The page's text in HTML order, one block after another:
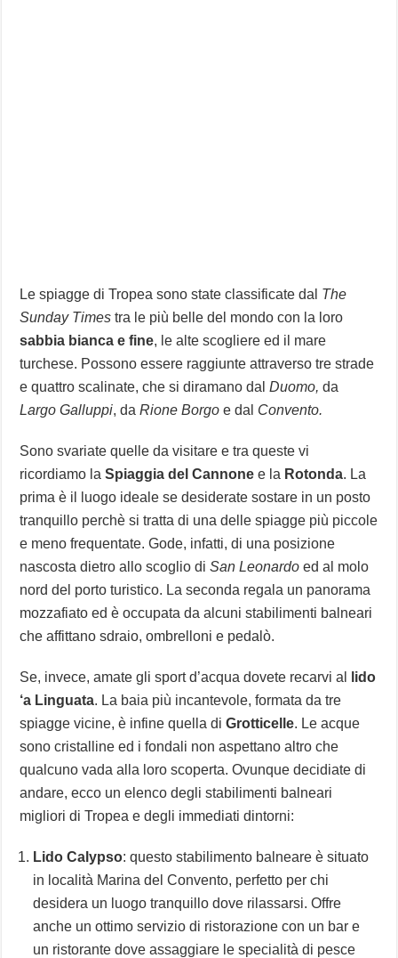
Le spiagge di Tropea sono state classificate dal The
Sunday Times tra le più belle del mondo con la loro
sabbia bianca e fine, le alte scogliere ed il mare
turchese. Possono essere raggiunte attraverso tre strade
e quattro scalinate, che si diramano dalDuomo, da
Largo Galluppi, daRione Borgo e dal Convento.
Sono svariate quelle da visitare e tra queste vi
ricordiamo laSpiaggia del Cannone e la Rotonda. La
prima è il luogo ideale se desiderate sostare in un posto
tranquillo perchè si tratta di una delle spiagge più piccole
e meno frequentate. Gode, infatti, di una posizione
nascosta dietro allo scoglio diSan Leonardo ed al molo
nord del porto turistico. La seconda regala un panorama
mozzafiato ed è occupata da alcuni stabilimenti balneari
che affittano sdraio, ombrelloni e pedalò.
Se, invece, amate gli sport d’acqua dovete recarvi al
lido
‘a Linguata. La baia più incantevole, formata da tre
spiagge vicine, è infine quella diGrotticelle. Le acque
sono cristalline ed i fondali non aspettano altro che
qualcuno vada alla loro scoperta. Ovunque decidiate di
andare, ecco un elenco degli stabilimenti balneari
migliori di Tropea e degli immediati dintorni:
Lido Calypso: questo stabilimento balneare è situato
in località Marina del Convento, perfetto per chi
desidera un luogo tranquillo dove rilassarsi. Offre
anche un ottimo servizio di ristorazione con un bar e
un ristorante dove assaggiare le specialità di pesce